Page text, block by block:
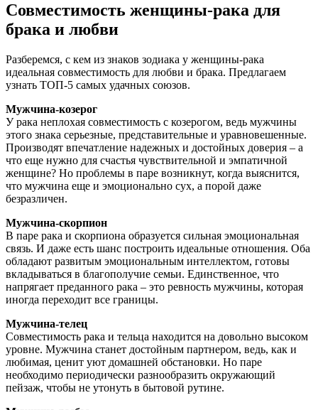
Совместимость женщины-рака для
брака и любви
Разберемся, с кем из знаков зодиака у женщины-рака
идеальная совместимость для любви и брака. Предлагаем
узнать ТОП-5 самых удачных союзов.
Мужчина-козерог
У рака неплохая совместимость с козерогом, ведь мужчины
этого знака серьезные, представительные и уравновешенные.
Производят впечатление надежных и достойных доверия – а
что еще нужно для счастья чувствительной и эмпатичной
женщине? Но проблемы в паре возникнут, когда выяснится,
что мужчина еще и эмоционально сух, а порой даже
безразличен.
Мужчина-скорпион
В паре рака и скорпиона образуется сильная эмоциональная
связь. И даже есть шанс построить идеальные отношения. Оба
обладают развитым эмоциональным интеллектом, готовы
вкладываться в благополучие семьи. Единственное, что
напрягает преданного рака – это ревность мужчины, которая
иногда переходит все границы.
Мужчина-телец
Совместимость рака и тельца находится на довольно высоком
уровне. Мужчина станет достойным партнером, ведь, как и
любимая, ценит уют домашней обстановки. Но паре
необходимо периодически разнообразить окружающий
пейзаж, чтобы не утонуть в бытовой рутине.